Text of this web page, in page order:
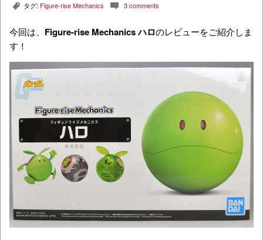
, タグ: Figure-rise Mechanics c 3 comments
今回は、 Figure-rise Mechanics ハロのレビューをご紹介しま
す！